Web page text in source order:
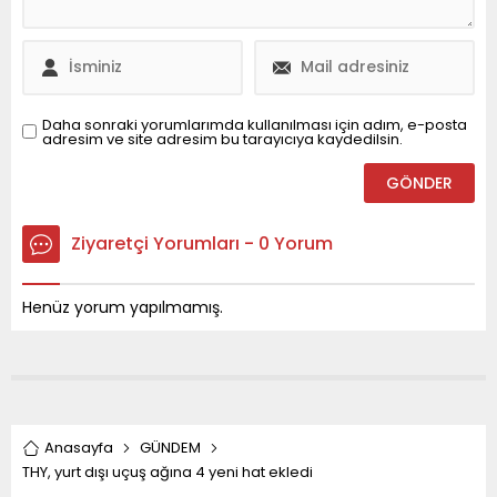
Daha sonraki yorumlarımda kullanılması için adım, e-posta
adresim ve site adresim bu tarayıcıya kaydedilsin.
Ziyaretçi Yorumları - 0 Yorum
Henüz yorum yapılmamış.
Anasayfa
GÜNDEM
THY, yurt dışı uçuş ağına 4 yeni hat ekledi